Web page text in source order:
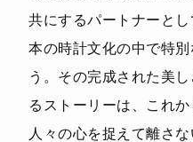
共にするパートナーと
本の時計文化の中で特
う。その完成された美
るストーリーは、これ
人々の心を捉えて離さな